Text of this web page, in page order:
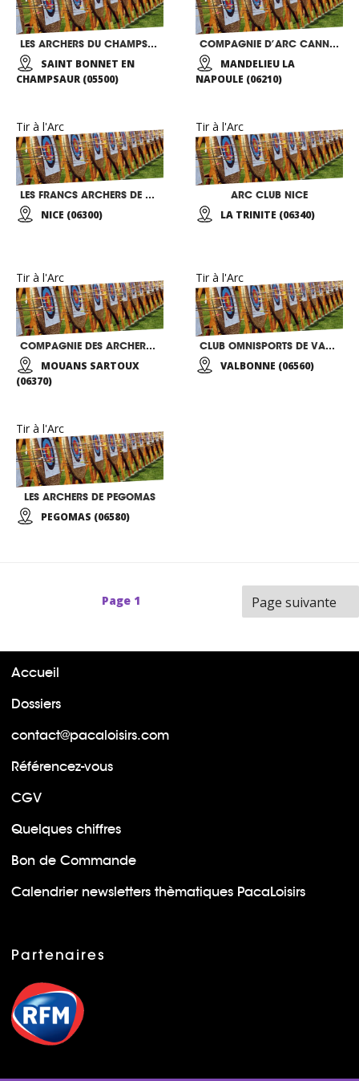
LES ARCHERS DU CHAMPSAUR VALGAUDEMAR
SAINT BONNET EN
CHAMPSAUR (05500)
COMPAGNIE D’ARC CANNES-MANDELIEU
MANDELIEU LA
NAPOULE (06210)
Tir à l'Arc
LES FRANCS ARCHERS DE NICE COTE D’AZUR
NICE (06300)
Tir à l'Arc
ARC CLUB NICE
LA TRINITE (06340)
Tir à l'Arc
COMPAGNIE DES ARCHERS DU PARC
MOUANS SARTOUX
(06370)
Tir à l'Arc
CLUB OMNISPORTS DE VALBONNE
VALBONNE (06560)
Tir à l'Arc
LES ARCHERS DE PEGOMAS
PEGOMAS (06580)
Page 1 Page suivante
Accueil
Dossiers
contact@pacaloisirs.com
Référencez-vous
CGV
Quelques chiffres
Bon de Commande
Calendrier newsletters thèmatiques PacaLoisirs
Partenaires